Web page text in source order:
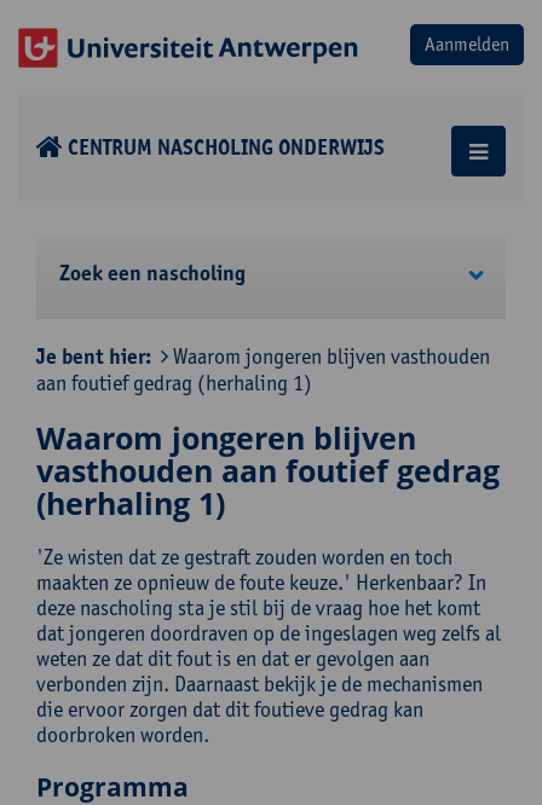
CENTRUM NASCHOLING ONDERWIJS
Zoek een nascholing
Je bent hier:
Waarom jongeren blijven vasthouden
aan foutief gedrag (herhaling 1)
Waarom jongeren blijven
vasthouden aan foutief gedrag
(herhaling 1)
'Ze wisten dat ze gestraft zouden worden en toch
maakten ze opnieuw de foute keuze.' Herkenbaar? In
deze nascholing sta je stil bij de vraag hoe het komt
dat jongeren doordraven op de ingeslagen weg zelfs al
weten ze dat dit fout is en dat er gevolgen aan
verbonden zijn. Daarnaast bekijk je de mechanismen
die ervoor zorgen dat dit foutieve gedrag kan
doorbroken worden.
Programma